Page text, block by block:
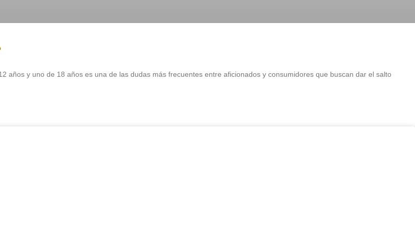
años y uno de 18 años es una de las dudas más frecuentes entre aficionados y consumidores que buscan dar el salto